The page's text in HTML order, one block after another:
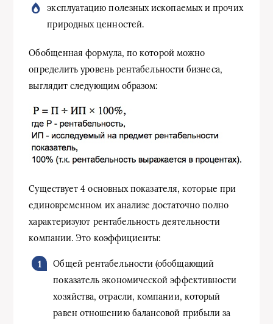
эксплуатацию полезных ископаемых и прочих
природных ценностей.
Обобщенная формула, по которой можно
определить уровень рентабельности бизнеса,
выглядит следующим образом:
Существует 4 основных показателя, которые при
единовременном их анализе достаточно полно
характеризуют рентабельность деятельности
компании. Это коэффициенты:
Общей рентабельности (обобщающий
показатель экономической эффективности
хозяйства, отрасли, компании, который
равен отношению балансовой прибыли за